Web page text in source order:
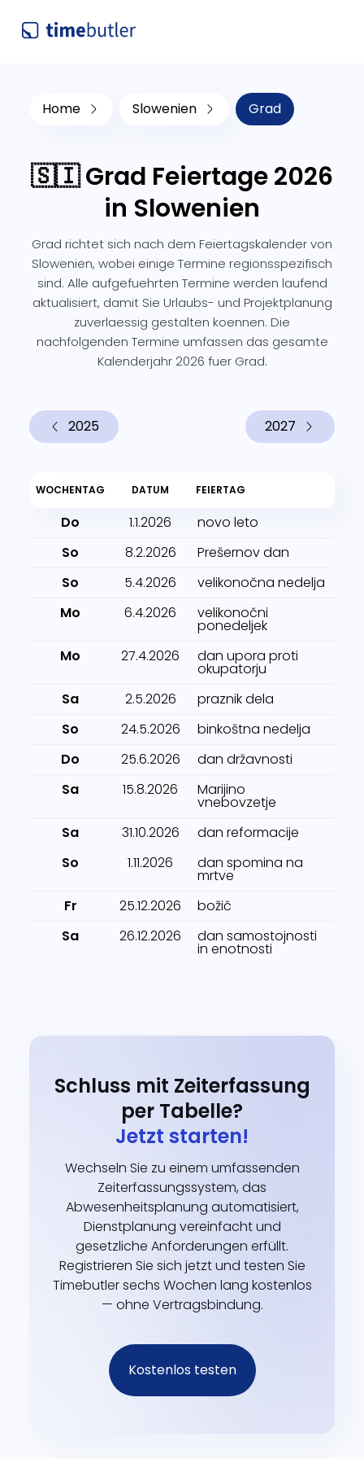
Home Slowenien Grad
🇸🇮 Grad Feiertage 2026
in Slowenien
Grad richtet sich nach dem Feiertagskalender von
Slowenien, wobei einige Termine regionsspezifisch
sind. Alle aufgefuehrten Termine werden laufend
aktualisiert, damit Sie Urlaubs- und Projektplanung
zuverlaessig gestalten koennen. Die
nachfolgenden Termine umfassen das gesamte
Kalenderjahr 2026 fuer Grad.
2025 2027
WOCHENTAG DATUM FEIERTAG
Do 1.1.2026
novo leto
So
8.2.2026
Prešernov dan
So
5.4.2026
velikonočna nedelja
Mo
6.4.2026 velikonočni
ponedeljek
Mo
27.4.2026 dan upora proti
okupatorju
Sa
2.5.2026
praznik dela
So
24.5.2026
binkoštna nedelja
Do
25.6.2026
dan državnosti
Sa
15.8.2026 Marijino
vnebovzetje
Sa
31.10.2026
dan reformacije
So
1.11.2026 dan spomina na
mrtve
Fr
25.12.2026
božič
Sa
26.12.2026 dan samostojnosti
in enotnosti
Schluss mit Zeiterfassung
per Tabelle?
Jetzt starten!
Wechseln Sie zu einem umfassenden
Zeiterfassungssystem, das
Abwesenheitsplanung automatisiert,
Dienstplanung vereinfacht und
gesetzliche Anforderungen erfüllt.
Registrieren Sie sich jetzt und testen Sie
Timebutler sechs Wochen lang kostenlos
— ohne Vertragsbindung.
Kostenlos testen